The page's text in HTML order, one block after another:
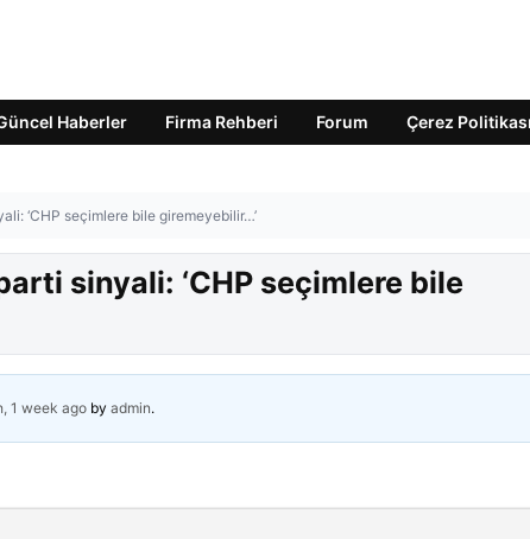
Haberler Firma Rehberi Forum Çerez Politikası
‘CHP seçimlere bile giremeyebilir…’
sinyali: ‘CHP seçimlere bile
1 week ago by admin.